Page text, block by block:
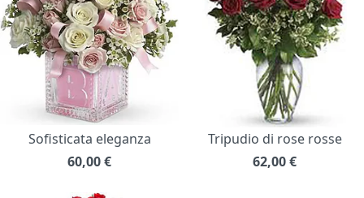
Sofisticata eleganza
60,00€
Tripudio di rose rosse
62,00€